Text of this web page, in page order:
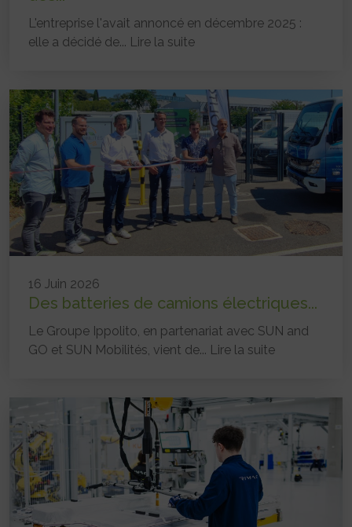
L'entreprise l'avait annoncé en décembre 2025 :
elle a décidé de... Lire la suite
16 Juin 2026
Des batteries de camions électriques...
Le Groupe Ippolito, en partenariat avec SUN and
GO et SUN Mobilités, vient de... Lire la suite